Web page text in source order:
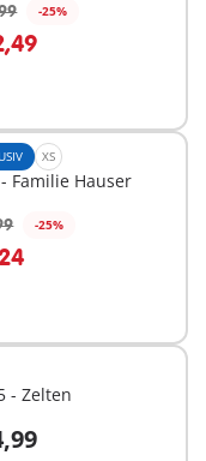
-25%
Warenkorb
XS
Familie Hauser
-25%
Warenkorb
- Zelten
Warenkorb